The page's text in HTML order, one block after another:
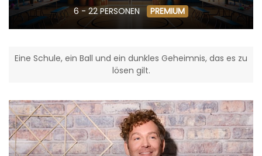
6 - 22 PERSONEN PREMIUM
Eine Schule, ein Ball und ein dunkles Geheimnis, das es zu
lösen gilt.